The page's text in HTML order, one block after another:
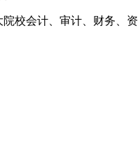
会计、审计、财务、